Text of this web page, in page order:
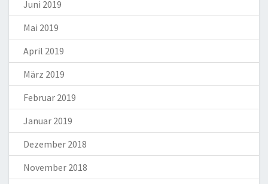
Juni 2019
Mai 2019
April 2019
März 2019
Februar 2019
Januar 2019
Dezember 2018
November 2018